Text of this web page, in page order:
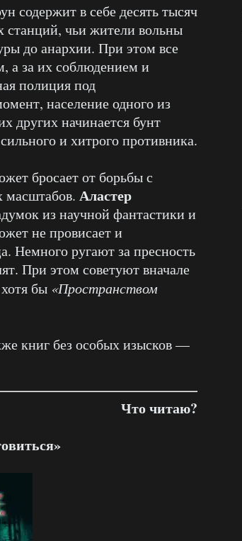
содержит в себе десять тысяч
станций, чьи жители вольны
до анархии. При этом все
а за их соблюдением и
полиция под
население одного из
других начинается бунт
и хитрого противника.
бросает от борьбы с
масштабов. Аластер
из научной фантастики и
не провисает и
Немного ругают за пресность
При этом советуют вначале
бы «Пространством
книг без особых изысков —
Что читаю?